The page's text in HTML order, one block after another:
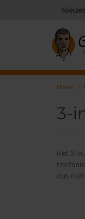
Nieuws
Home
3-
Het 3-
dus